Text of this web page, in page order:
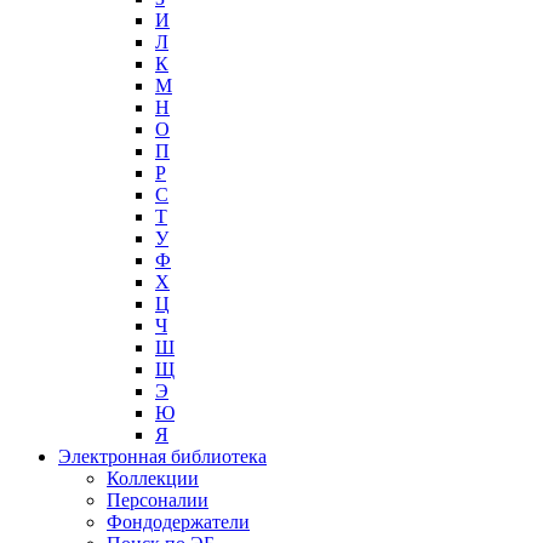
И
Л
К
М
Н
О
П
Р
С
Т
У
Ф
Х
Ц
Ч
Ш
Щ
Э
Ю
Я
Электронная библиотека
Коллекции
Персоналии
Фондодержатели